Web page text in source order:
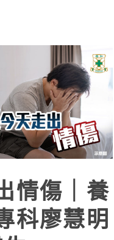
情傷｜養
科廖慧明